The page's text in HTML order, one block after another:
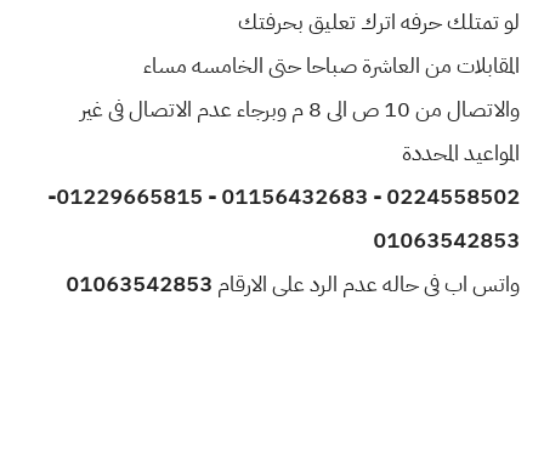
لو تمتلك حرفه اترك تعليق بحرفتك
المقابلات من العاشرة صباحا حتى الخامسه مساء
والاتصال من 10 ص الى 8 م وبرجاء عدم الاتصال فى غير
المواعيد المحددة
0224558502 - 01156432683 - 01229665815-
01063542853
واتس اب فى حاله عدم الرد على الارقام 01063542853